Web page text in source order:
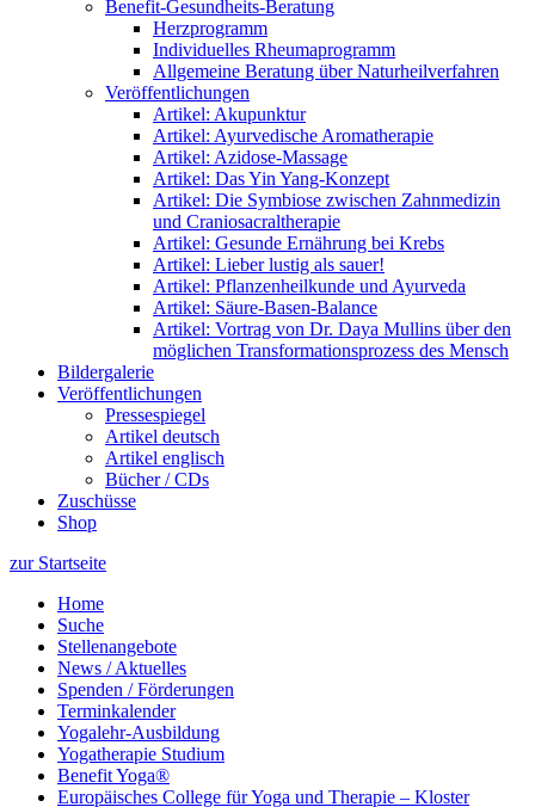
Benefit-Gesundheits-Beratung
Herzprogramm
Individuelles Rheumaprogramm
Allgemeine Beratung über Naturheilverfahren
Veröffentlichungen
Artikel: Akupunktur
Artikel: Ayurvedische Aromatherapie
Artikel: Azidose-Massage
Artikel: Das Yin Yang-Konzept
Artikel: Die Symbiose zwischen Zahnmedizin
und Craniosacraltherapie
Artikel: Gesunde Ernährung bei Krebs
Artikel: Lieber lustig als sauer!
Artikel: Pflanzenheilkunde und Ayurveda
Artikel: Säure-Basen-Balance
Artikel: Vortrag von Dr. Daya Mullins über den
möglichen Transformationsprozess des Mensch
Bildergalerie
Veröffentlichungen
Pressespiegel
Artikel deutsch
Artikel englisch
Bücher / CDs
Zuschüsse
Shop
zur Startseite
Home
Suche
Stellenangebote
News / Aktuelles
Spenden / Förderungen
Terminkalender
Yogalehr-Ausbildung
Yogatherapie Studium
Benefit Yoga®
Europäisches College für Yoga und Therapie – Kloster